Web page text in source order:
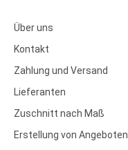
Über uns
Kontakt
Zahlung und Versand
Lieferanten
Zuschnitt nach Maß
Erstellung von Angeboten